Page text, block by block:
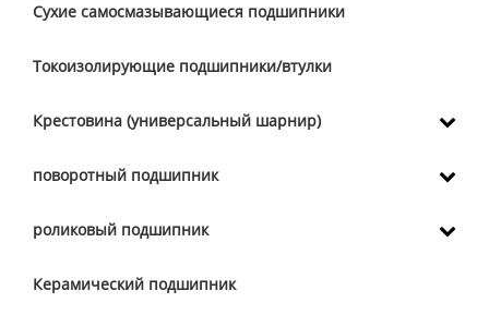
Сухие самосмазывающиеся подшипники
Токоизолирующие подшипники/втулки
Крестовина (универсальный шарнир)
поворотный подшипник
роликовый подшипник
Керамический подшипник